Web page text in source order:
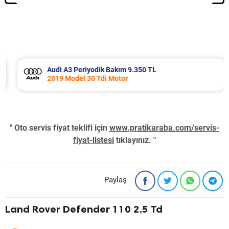
Audi A3 Periyodik Bakım 9.350 TL
2019 Model 30 Tdi Motor
" Oto servis fiyat teklifi için www.pratikaraba.com/servis-
fiyat-listesi tıklayınız. "
Paylaş
Land Rover Defender 110 2.5 Td